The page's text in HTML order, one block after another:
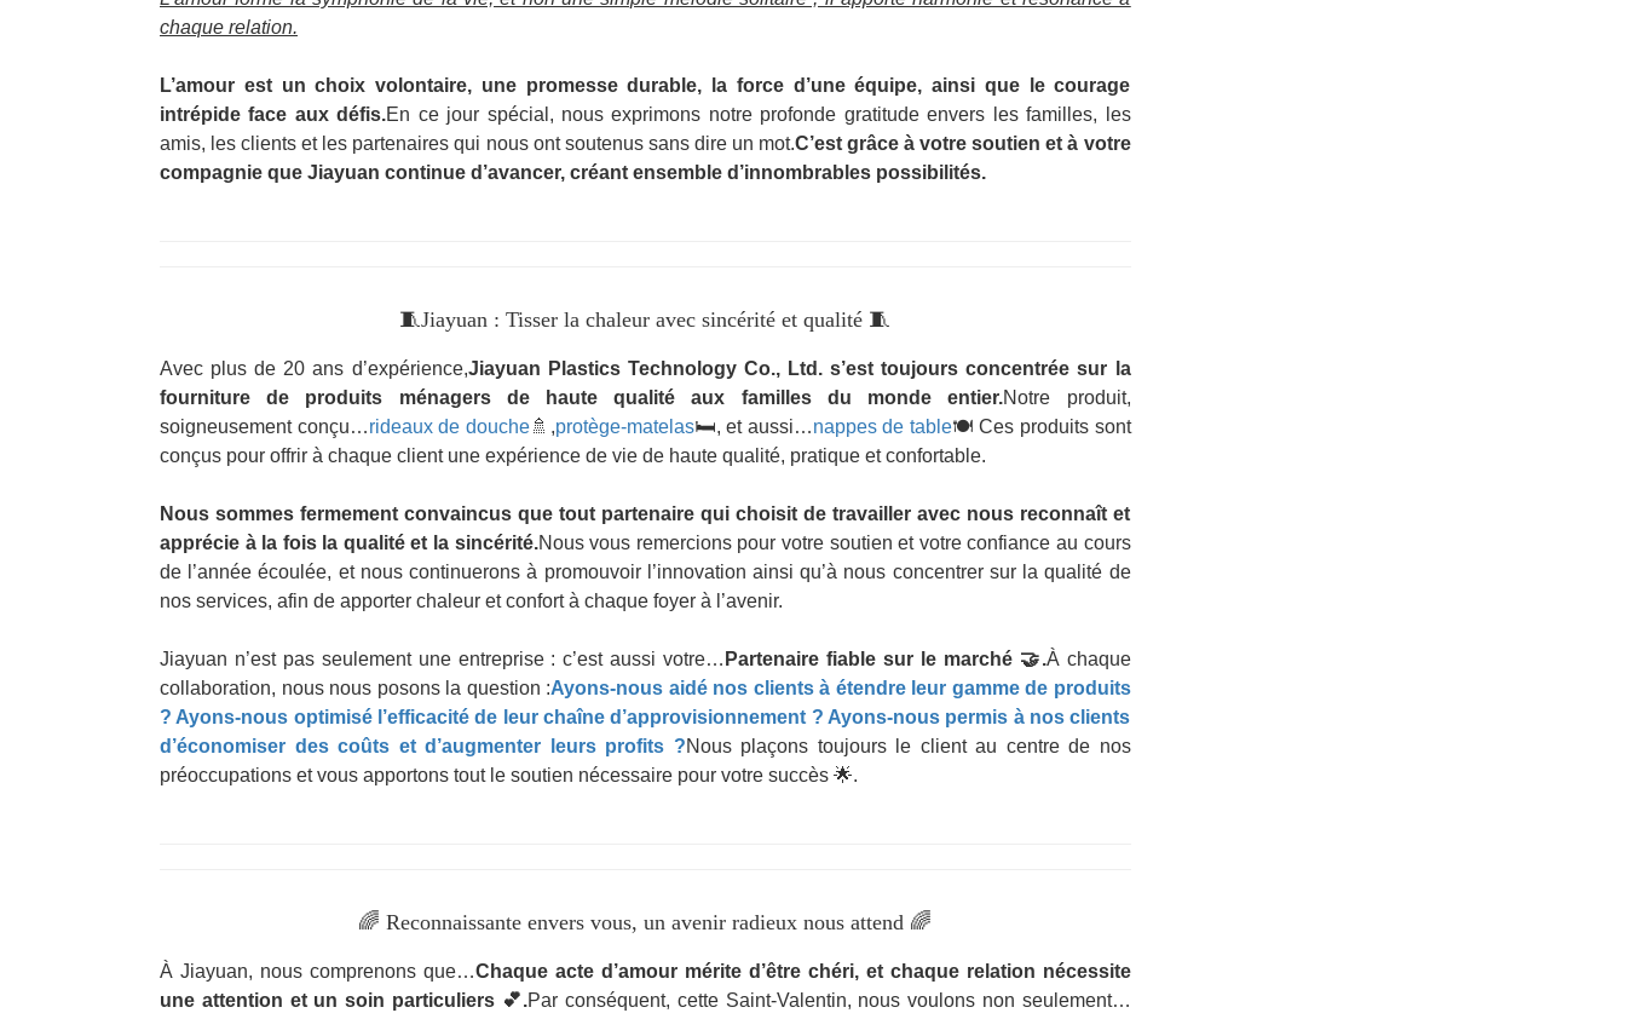
chaque relation.
L’amour est un choix volontaire, une promesse durable, la force d’une équipe, ainsi que le courage
intrépide face aux défis.En ce jour spécial, nous exprimons notre profonde gratitude envers les familles, les
amis, les clients et les partenaires qui nous ont soutenus sans dire un mot.C’est grâce à votre soutien et à votre
compagnie que Jiayuan continue d’avancer, créant ensemble d’innombrables possibilités.
🧵Jiayuan : Tisser la chaleur avec sincérité et qualité 🧵
Avec plus de 20 ans d’expérience,Jiayuan Plastics Technology Co., Ltd. s’est toujours concentrée sur la
fourniture de produits ménagers de haute qualité aux familles du monde entier.Notre produit,
soigneusement conçu…rideaux de douche🚿,protège-matelas🛏, et aussi…nappes de table🍽 Ces produits sont
conçus pour offrir à chaque client une expérience de vie de haute qualité, pratique et confortable.
Nous sommes fermement convaincus que tout partenaire qui choisit de travailler avec nous reconnaît et
apprécie à la fois la qualité et la sincérité.Nous vous remercions pour votre soutien et votre confiance au cours
de l’année écoulée, et nous continuerons à promouvoir l’innovation ainsi qu’à nous concentrer sur la qualité de
nos services, afin de apporter chaleur et confort à chaque foyer à l’avenir.
Jiayuan n’est pas seulement une entreprise : c’est aussi votre… Partenaire fiable sur le marché 🤝.À chaque
collaboration, nous nous posons la question :Ayons-nous aidé nos clients à étendre leur gamme de produits
? Ayons-nous optimisé l’efficacité de leur chaîne d’approvisionnement ? Ayons-nous permis à nos clients
d’économiser des coûts et d’augmenter leurs profits ?Nous plaçons toujours le client au centre de nos
préoccupations et vous apportons tout le soutien nécessaire pour votre succès 🌟.
🌈 Reconnaissante envers vous, un avenir radieux nous attend 🌈
À Jiayuan, nous comprenons que…Chaque acte d’amour mérite d’être chéri, et chaque relation nécessite
une attention et un soin particuliers 💕.Par conséquent, cette Saint-Valentin, nous voulons non seulement…